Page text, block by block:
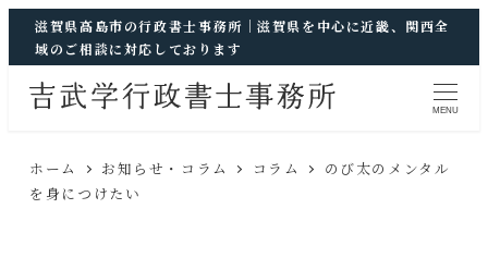
滋賀県高島市の行政書士事務所｜滋賀県を中心に近畿、関西全
域のご相談に対応しております
MENU
ホーム お知らせ・コラム コラム
のび太のメンタル
を身につけたい